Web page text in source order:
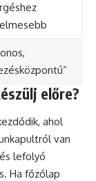
előre?
ahol
van
lefolyó
Ha főzőlap